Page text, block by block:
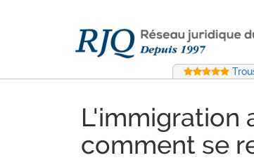
L'immigration
comment se